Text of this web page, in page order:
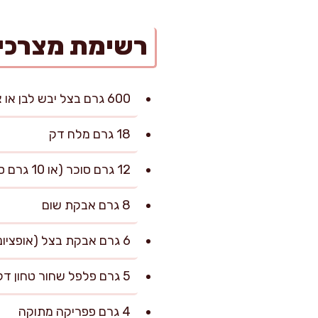
רשימת
600 גרם בצל יבש לבן או צהוב (כ-4–5 יחידות בינוניות), קלוף
18 גרם מלח דק
12 גרם סוכר (או 10 גרם סוכר חום לטעם קרמלי)
8 גרם אבקת שום
6 גרם אבקת בצל (אופציונלי, לחיזוק טעם אם רוצים)
5 גרם פלפל שחור טחון דק
4 גרם פפריקה מתוקה